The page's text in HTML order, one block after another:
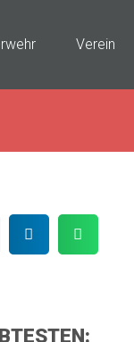
Verein